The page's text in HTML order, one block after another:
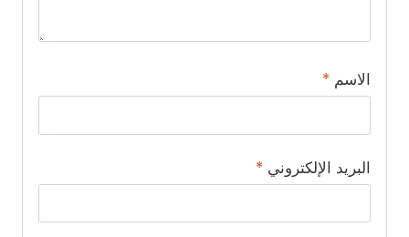
الاسم *
البريد الإلكتروني *